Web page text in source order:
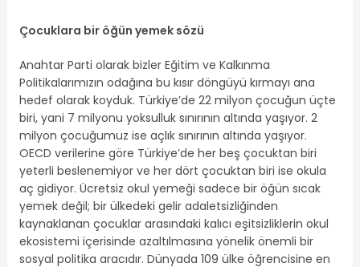
Çocuklara bir öğün yemek sözü
Anahtar Parti olarak bizler Eğitim ve Kalkınma
Politikalarımızın odağına bu kısır döngüyü kırmayı ana
hedef olarak koyduk. Türkiye’de 22 milyon çocuğun üçte
biri, yani 7 milyonu yoksulluk sınırının altında yaşıyor. 2
milyon çocuğumuz ise açlık sınırının altında yaşıyor.
OECD verilerine göre Türkiye’de her beş çocuktan biri
yeterli beslenemiyor ve her dört çocuktan biri ise okula
aç gidiyor. Ücretsiz okul yemeği sadece bir öğün sıcak
yemek değil; bir ülkedeki gelir adaletsizliğinden
kaynaklanan çocuklar arasındaki kalıcı eşitsizliklerin okul
ekosistemi içerisinde azaltılmasına yönelik önemli bir
sosyal politika aracıdır. Dünyada 109 ülke öğrencisine en